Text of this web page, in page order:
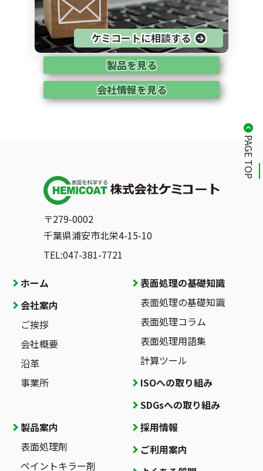
ケミコートに相談する
製品を見る
会社情報を見る
〒279-0002
千葉県浦安市北栄4-15-10
TEL:047-381-7721
ホーム
会社案内
ご挨拶
会社概要
沿革
事業所
製品案内
表面処理剤
ペイントキラー剤
表面処理の基礎知識
表面処理の基礎知識
表面処理コラム
表面処理用語集
計算ツール
ISOへの取り組み
SDGsへの取り組み
採用情報
ご利用案内
PAGE TOP